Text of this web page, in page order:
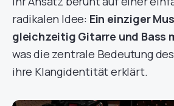
radikalen Idee: Ein einziger
gleichzeitig Gitarre und Bass
was die zentrale Bedeutung
ihre Klangidentität erklärt.